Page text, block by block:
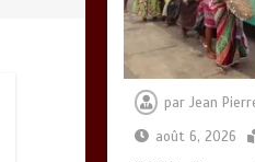
par Jean
août 6, 2026